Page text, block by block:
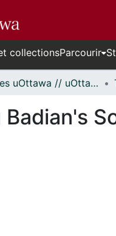
collectionsParcourir
Thèses uOttawa // uOttawa Theses
Badian's